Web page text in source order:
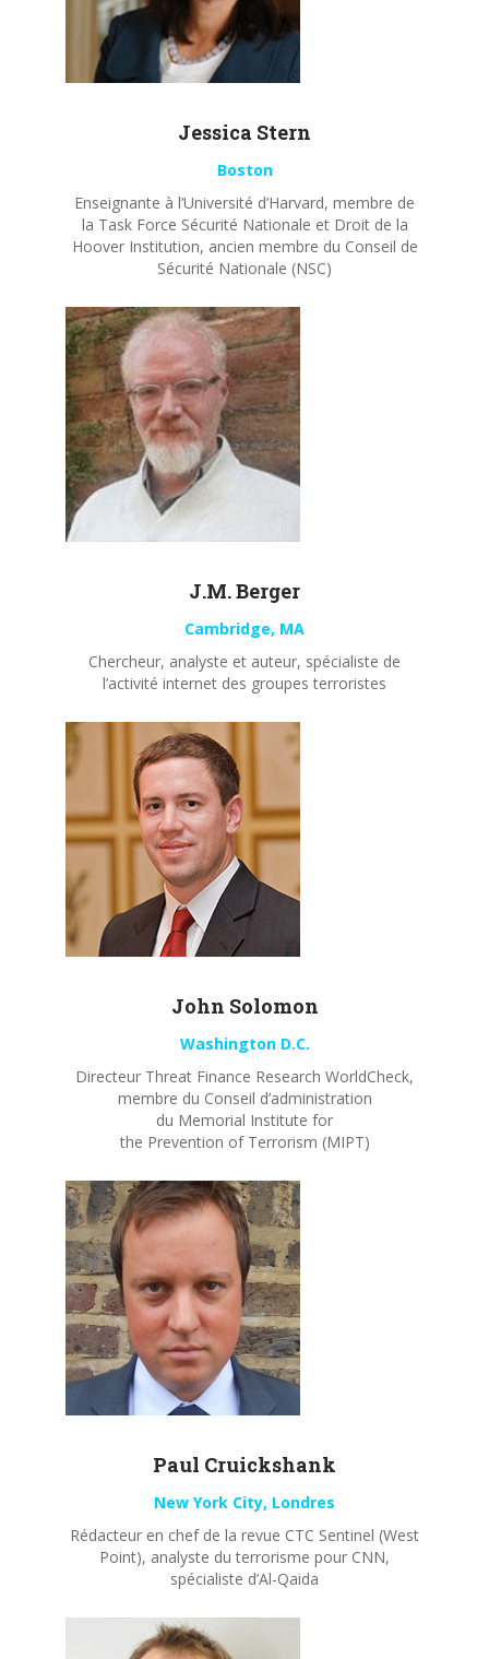
Jessica Stern
Boston
Enseignante à l’Université d’Harvard, membre de
la Task Force Sécurité Nationale et Droit de la
Hoover Institution, ancien membre du Conseil de
Sécurité Nationale (NSC)
J.M. Berger
Cambridge, MA
Chercheur, analyste et auteur, spécialiste de
l’activité internet des groupes terroristes
John Solomon
Washington D.C.
Directeur Threat Finance Research WorldCheck,
membre du Conseil d’administration
du Memorial Institute for
the Prevention of Terrorism (MIPT)
Paul Cruickshank
New York City, Londres
Rédacteur en chef de la revue CTC Sentinel (West
Point), analyste du terrorisme pour CNN,
spécialiste d’Al-Qaida